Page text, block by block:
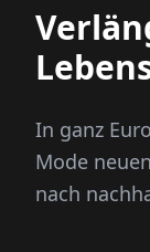
In ganz
Mode
nach